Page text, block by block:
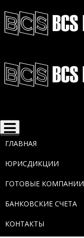
Toggle
navigation
ГЛАВНАЯ
ЮРИСДИКЦИИ
ГОТОВЫЕ КОМПАНИИ
БАНКОВСКИЕ СЧЕТА
КОНТАКТЫ